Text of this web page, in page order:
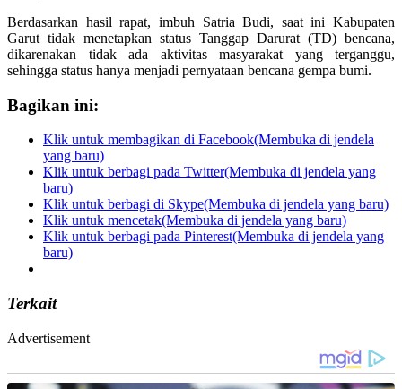
Berdasarkan hasil rapat, imbuh Satria Budi, saat ini Kabupaten
Garut tidak menetapkan status Tanggap Darurat (TD) bencana,
dikarenakan tidak ada aktivitas masyarakat yang terganggu,
sehingga status hanya menjadi pernyataan bencana gempa bumi.
Bagikan ini:
Klik untuk membagikan di Facebook(Membuka di jendela
yang baru)
Klik untuk berbagi pada Twitter(Membuka di jendela yang
baru)
Klik untuk berbagi di Skype(Membuka di jendela yang baru)
Klik untuk mencetak(Membuka di jendela yang baru)
Klik untuk berbagi pada Pinterest(Membuka di jendela yang
baru)
Terkait
Advertisement